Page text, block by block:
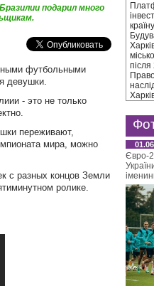
подарил много
футбольными
девушки.
- это не только
переживают,
мира, можно
с разных концов Земли
ролике.
країну
після
Євро-